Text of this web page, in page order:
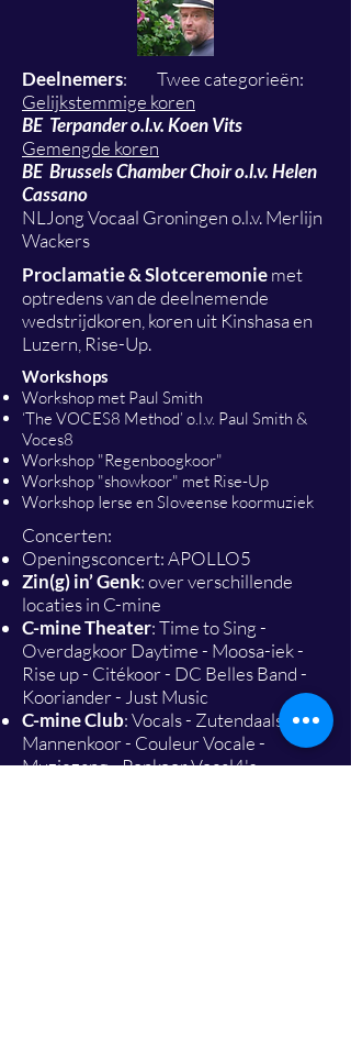
Deelnemers: Twee categorieën:
Gelijkstemmige koren
BE Terpander o.l.v. Koen Vits
Gemengde koren
BE Brussels Chamber Choir o.l.v. Helen
Cassano
NLJong Vocaal Groningen o.l.v. Merlijn
Wackers
Proclamatie & Slotceremoniemet
optredens van de deelnemende
wedstrijdkoren, koren uit Kinshasa en
Luzern, Rise-Up.
Workshops
Workshop met Paul Smith
‘The VOCES8 Method’ o.l.v. Paul Smith &
Voces8
Workshop "Regenboogkoor"
Workshop "showkoor" met Rise-Up
Workshop Ierse en Sloveense koormuziek
Concerten:
Openingsconcert: APOLLO5
Zin(g) in’ Genk: over verschillende
locaties in C-mine
C-mine Theater: Time to Sing -
Overdagkoor Daytime - Moosa-iek -
Rise up - Citékoor - DC Belles Band -
Kooriander - Just Music
C-mine Club: Vocals - Zutendaals
Mannenkoor - Couleur Vocale -
Muziezang - Popkoor Vocal4's -